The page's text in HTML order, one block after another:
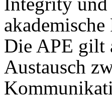
Die APE gilt
Austausch